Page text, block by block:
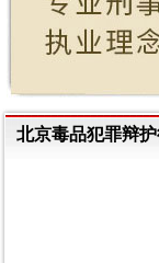
北京毒品犯罪辩